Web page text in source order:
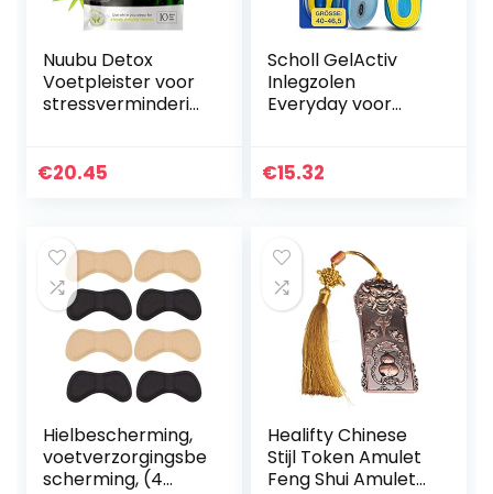
Nuubu Detox
Voetpleister voor
stressverminderin
(Pack of 1))
€20.45
Scholl GelActiv
Inlegzolen
Everyday voor
inlegzolen met
€15.32
Hielbescherming,
voetverzorgingsbe
scherming, (4
Healifty Chinese
Stijl Token Amulet
Feng Shui Amulet